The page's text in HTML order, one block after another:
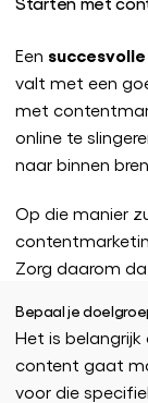
Een
valt met een
met
online te
naar binnen
Op die manier
Zorg daarom
Bepaal je
Het is
content gaat
voor die